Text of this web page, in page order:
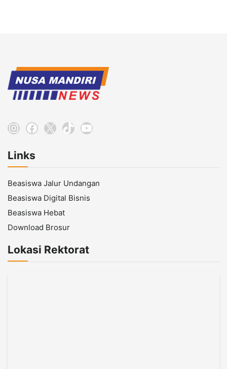
Instagram
Facebook
X TikTokYouTube
Links
Beasiswa Jalur Undangan
Beasiswa Digital Bisnis
Beasiswa Hebat
Download Brosur
Lokasi Rektorat